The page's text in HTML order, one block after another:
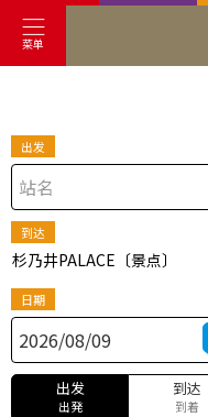
菜单
出发
到达
杉乃井PALACE〔景点〕
日期
出发
出発
到达
到着